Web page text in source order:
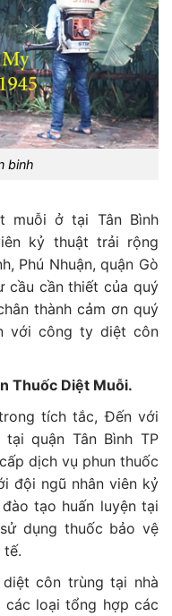
binh
muỗi ở tại Tân Bình
kỷ thuật trải rộng
Phú Nhuận, quận Gò
cầu cần thiết của quý
thành cảm ơn quý
với công ty diệt côn
Thuốc Diệt Muỗi.
tích tắc, Đến với
quận Tân Bình TP
dịch vụ phun thuốc
đội ngũ nhân viên kỷ
tạo huấn luyện tại
dụng thuốc bảo vệ
côn trùng tại nhà
các loại tổng hợp các